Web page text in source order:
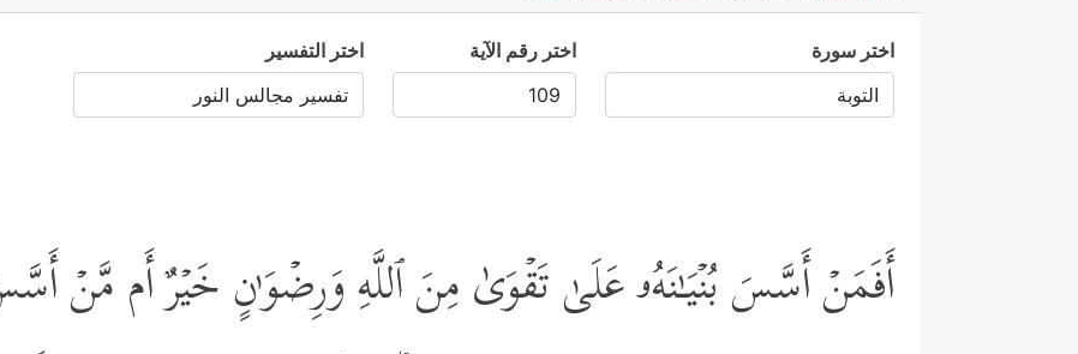
اختر سورة اختر رقم الآية اختر التفسير
أَفَمَنۡ أَسَّسَ بُنۡیَـٰنَهُۥ عَلَىٰ تَقۡوَىٰ مِنَ ٱللَّهِ وَرِضۡوَ ٰ⁠نٍ خَیۡرٌ أَم مَّنۡ